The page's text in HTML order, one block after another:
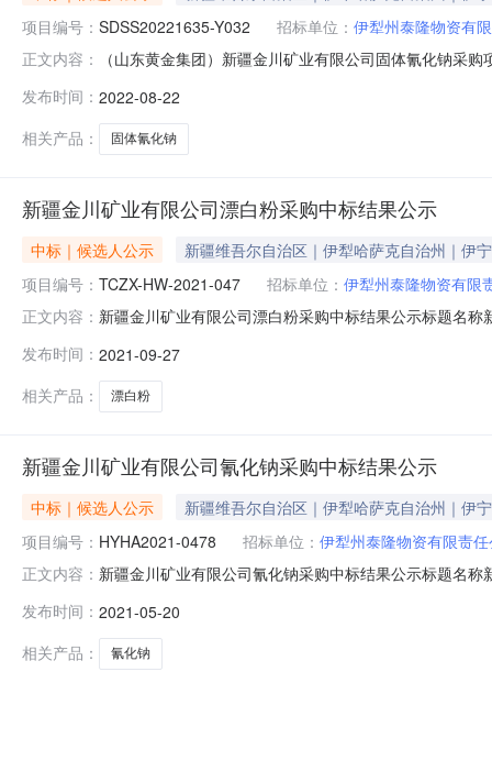
项目编号： SDSS20221635-Y032 招标单位： 伊犁州泰隆物资有
正文内容：
（山东黄金集团）新疆金川矿业有限公司固体氰化钠采
称：（山东黄金集团）新疆金川矿业有限公司固体氰化
发布时间： 2022-08-22
相关产品：
固体氰化钠
新疆金川矿业有限公司漂白粉采购中标结果公示
中标｜候选人公示
新疆维吾尔自治区｜伊犁哈萨克自治州｜伊
项目编号： TCZX-HW-2021-047 招标单位： 伊犁州泰隆物资有限
正文内容： 新疆金川矿业有限公司漂白粉采购中标结果公示标题名
2021-08-28五、评审日期：2021-09-2409:30六、中标
发布时间： 2021-09-27
相关产品：
漂白粉
新疆金川矿业有限公司氰化钠采购中标结果公示
中标｜候选人公示
新疆维吾尔自治区｜伊犁哈萨克自治州｜伊
项目编号： HYHA2021-0478 招标单位： 伊犁州泰隆物资有限责
正文内容： 新疆金川矿业有限公司氰化钠采购中标结果公示标题名
五、评审日期：2021-05-1809:30六、中标结果:序号投
发布时间： 2021-05-20
相关产品：
氰化钠